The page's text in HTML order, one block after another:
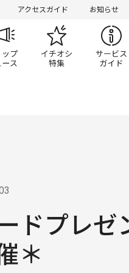
アクセスガイド お知らせ
ン一覧 ショップニュースイチオシ
ドプレゼ
＊